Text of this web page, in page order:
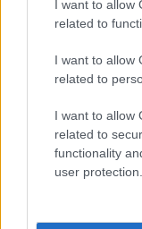
I want to allow
related to
I want to allow
related to
I want to allow
related to
functionality
user protection.
Tudta, hogy
vagy ülünk? Ha
azt az időt,
hanem egy
kényelmesen
egyértelműen
nagyon…